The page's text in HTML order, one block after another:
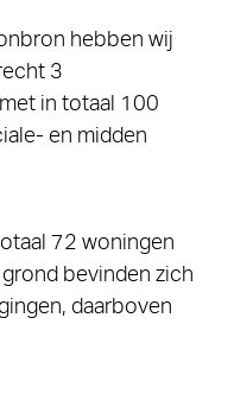
hebben wij
3
in totaal 100
en midden
72 woningen
bevinden zich
daarboven